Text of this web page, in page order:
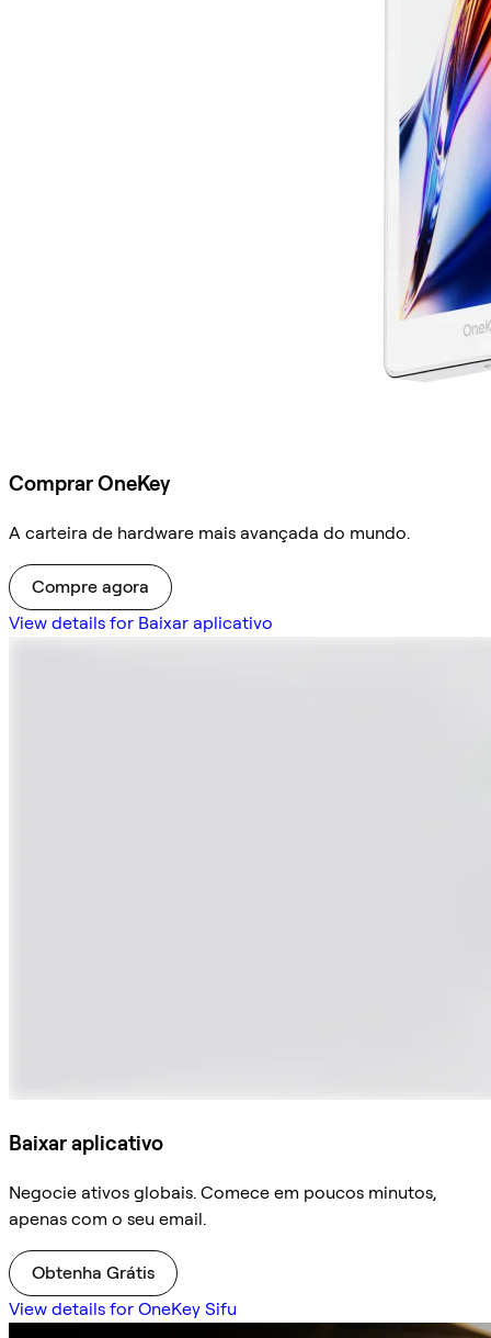
Comprar OneKey
A carteira de hardware mais avançada do mundo.
Compre agora
View details for Baixar aplicativo
Baixar aplicativo
Negocie ativos globais. Comece em poucos minutos,
apenas com o seu email.
Obtenha Grátis
View details for OneKey Sifu